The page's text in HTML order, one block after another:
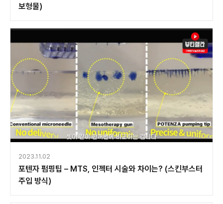
보형물)
2023.11.02
포텐자 펌핑팁 – MTS, 인젝터 시술와 차이는? (스킨부스터
주입 방식)